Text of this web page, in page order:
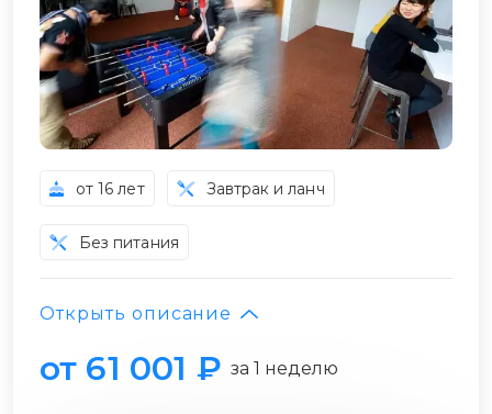
от 16 лет Завтрак и ланч
Без питания
Открыть описание
от 61 001 ₽ за 1 неделю